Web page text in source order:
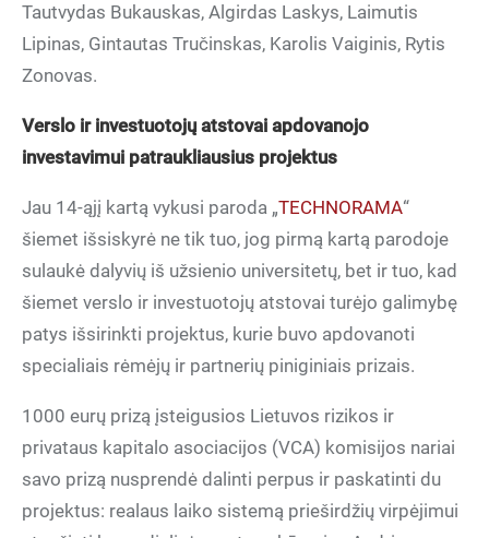
Tautvydas Bukauskas, Algirdas Laskys, Laimutis
Lipinas, Gintautas Tručinskas, Karolis Vaiginis, Rytis
Zonovas.
investavimui patraukliausius projektus
‏Jau 14-ąjį kartą vykusi paroda „TECHNORAMA“
šiemet išsiskyrė ne tik tuo, jog pirmą kartą parodoje
sulaukė dalyvių iš užsienio universitetų, bet ir tuo, kad
šiemet verslo ir investuotojų atstovai turėjo galimybę
patys išsirinkti projektus, kurie buvo apdovanoti
specialiais rėmėjų ir partnerių piniginiais prizais.
‏1000 eurų prizą įsteigusios Lietuvos rizikos ir
privataus kapitalo asociacijos (VCA) komisijos nariai
savo prizą nusprendė dalinti perpus ir paskatinti du
projektus: realaus laiko sistemą prieširdžių virpėjimui